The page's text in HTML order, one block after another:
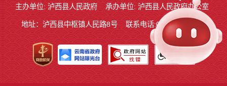
主办单位: 泸西县人民政府
承办单位: 泸西县人民政府办公室
地址：泸西县中枢镇人民路8号 联系电话:0873-6621715